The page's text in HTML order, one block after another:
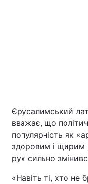
Єрусалимський
вважає, що
популярність як
здоровим і щирим
рух сильно
«Навіть ті, хто не